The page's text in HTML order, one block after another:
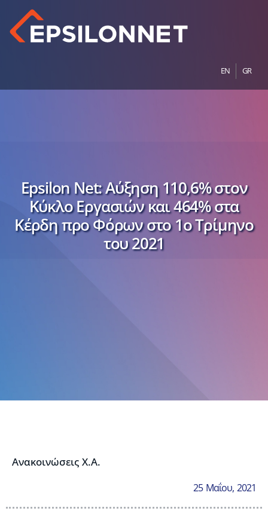
EN GR
Epsilon Net: Αύξηση 110,6% στον
Κύκλο Εργασιών και 464% στα
Κέρδη προ Φόρων στο 1ο Τρίμηνο
του 2021
Ανακοινώσεις Χ.Α.
25 Μαΐου, 2021